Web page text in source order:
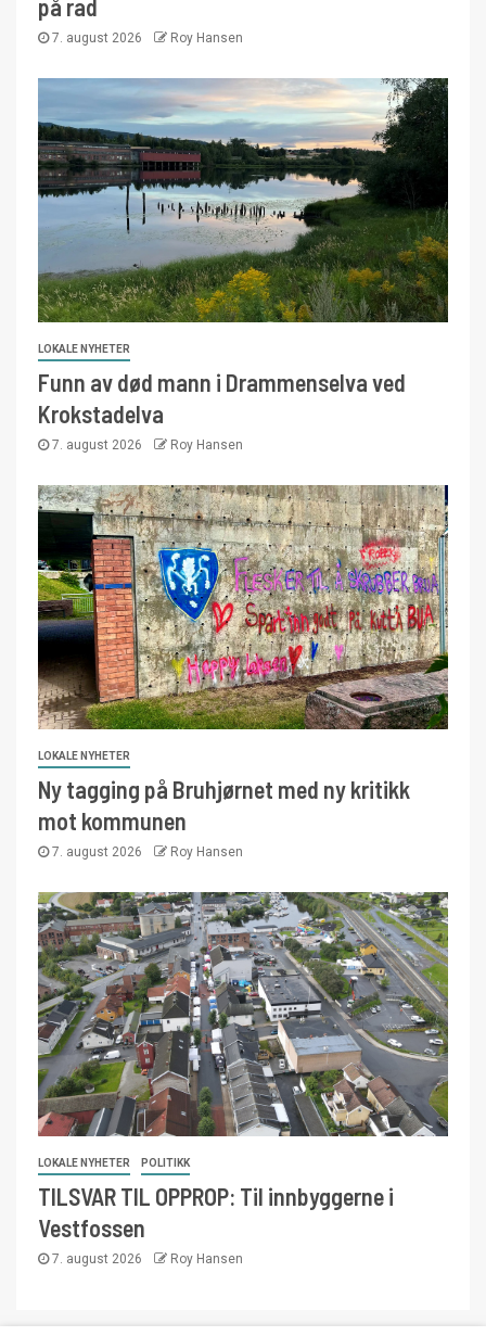
på rad
7. august 2026 Roy Hansen
LOKALE NYHETER
Funn av død mann i Drammenselva ved
Krokstadelva
7. august 2026 Roy Hansen
LOKALE NYHETER
Ny tagging på Bruhjørnet med ny kritikk
mot kommunen
7. august 2026 Roy Hansen
LOKALE NYHETER POLITIKK
TILSVAR TIL OPPROP: Til innbyggerne i
Vestfossen
7. august 2026 Roy Hansen